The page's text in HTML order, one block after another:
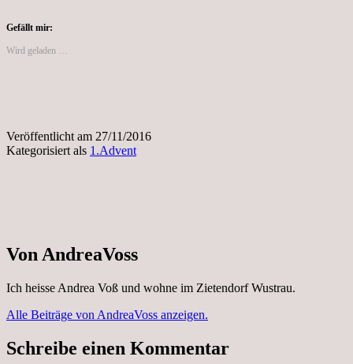
Gefällt mir:
Wird geladen …
Veröffentlicht am 27/11/2016
Kategorisiert als 1.Advent
Von AndreaVoss
Ich heisse Andrea Voß und wohne im Zietendorf Wustrau.
Alle Beiträge von AndreaVoss anzeigen.
Schreibe einen Kommentar